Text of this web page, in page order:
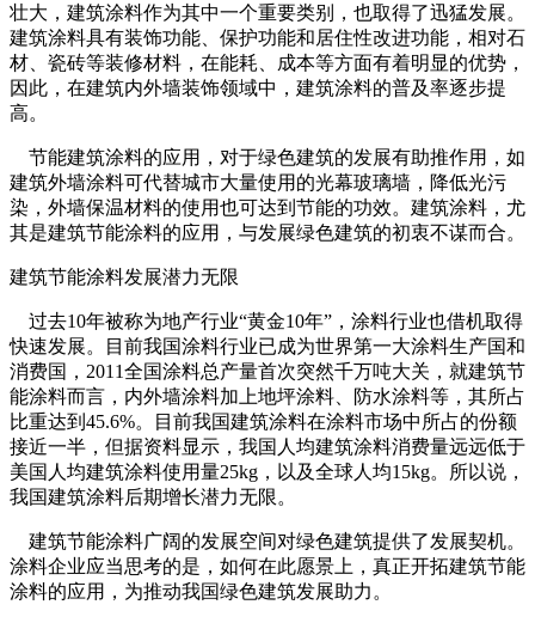
壮大，建筑涂料作为其中一个重要类别，也取得了迅猛发展。
建筑涂料具有装饰功能、保护功能和居住性改进功能，相对石
材、瓷砖等装修材料，在能耗、成本等方面有着明显的优势，
因此，在建筑内外墙装饰领域中，建筑涂料的普及率逐步提
高。
节能建筑涂料的应用，对于绿色建筑的发展有助推作用，如
建筑外墙涂料可代替城市大量使用的光幕玻璃墙，降低光污
染，外墙保温材料的使用也可达到节能的功效。建筑涂料，尤
其是建筑节能涂料的应用，与发展绿色建筑的初衷不谋而合。
建筑节能涂料发展潜力无限
过去10年被称为地产行业“黄金10年”，涂料行业也借机取得
快速发展。目前我国涂料行业已成为世界第一大涂料生产国和
消费国，2011全国涂料总产量首次突然千万吨大关，就建筑节
能涂料而言，内外墙涂料加上地坪涂料、防水涂料等，其所占
比重达到45.6%。目前我国建筑涂料在涂料市场中所占的份额
接近一半，但据资料显示，我国人均建筑涂料消费量远远低于
美国人均建筑涂料使用量25kg，以及全球人均15kg。所以说，
我国建筑涂料后期增长潜力无限。
建筑节能涂料广阔的发展空间对绿色建筑提供了发展契机。
涂料企业应当思考的是，如何在此愿景上，真正开拓建筑节能
涂料的应用，为推动我国绿色建筑发展助力。